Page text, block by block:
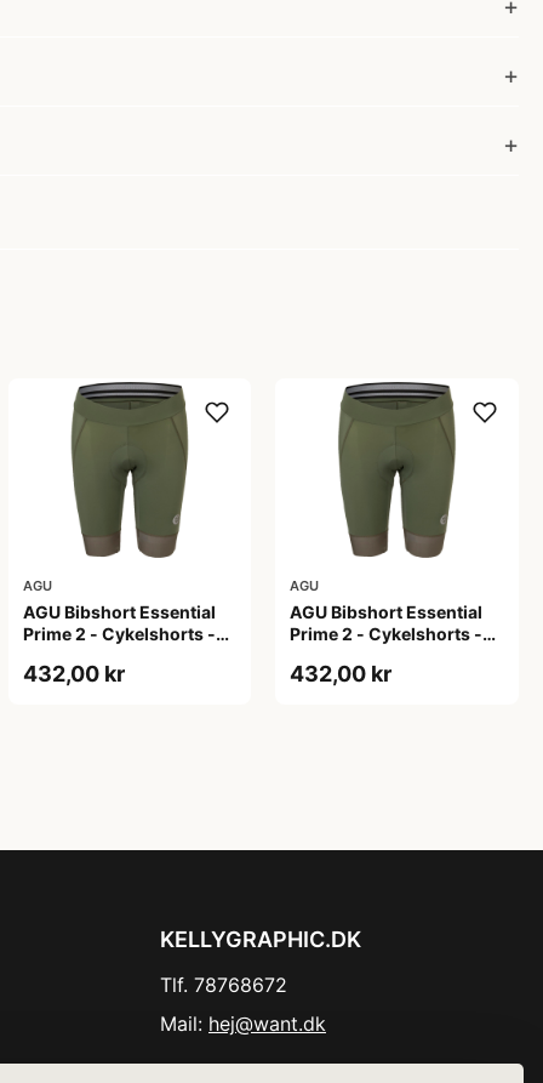
AGU
AGU Bibshort Essential
Prime 2 - Cykelshorts -
2XL
432,00 kr
AGU
AGU Bibshort Essential
Prime 2 - Cykelshorts -
432,00 kr
KELLYGRAPHIC.DK
Tlf. 78768672
Mail: hej@want.dk